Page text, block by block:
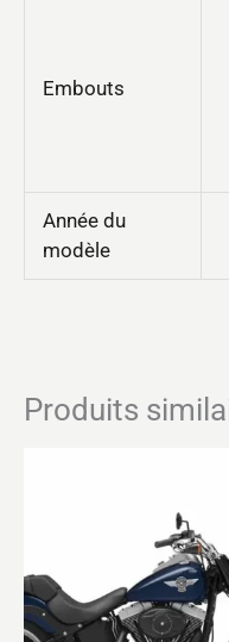
Embouts
Année du
modèle
Produits